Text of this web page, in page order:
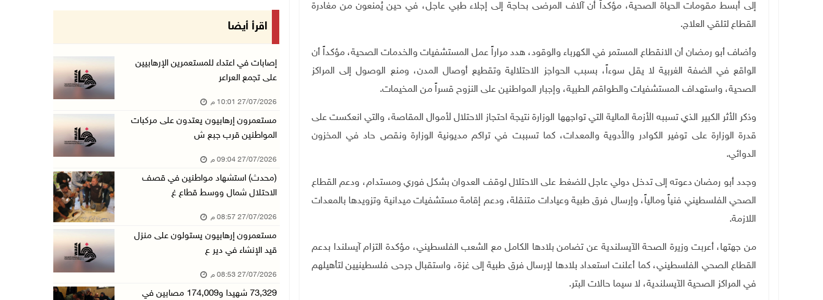
إلى أبسط مقومات الحياة الصحية، مؤكداً أن آلاف المرضى بحاجة إلى إجلاء طبي عاجل، في حين يُمنعون من مغادرة
القطاع لتلقي العلاج.
وأضاف أبو رمضان أن الانقطاع المستمر في الكهرباء والوقود، هدد مراراً عمل المستشفيات والخدمات الصحية، مؤكداً أن
الواقع في الضفة الغربية لا يقل سوءاً، بسبب الحواجز الاحتلالية وتقطيع أوصال المدن، ومنع الوصول إلى المراكز
الصحية، واستهداف المستشفيات والطواقم الطبية، وإجبار المواطنين على النزوح قسراً من المخيمات.
وذكر الأثر الكبير الذي تسببه الأزمة المالية التي تواجهها الوزارة نتيجة احتجاز الاحتلال لأموال المقاصة، والتي انعكست على
قدرة الوزارة على توفير الكوادر والأدوية والمعدات، كما تسببت في تراكم مديونية الوزارة ونقص حاد في المخزون
الدوائي.
وجدد أبو رمضان دعوته إلى تدخل دولي عاجل للضغط على الاحتلال لوقف العدوان بشكل فوري ومستدام، ودعم القطاع
الصحي الفلسطيني فنياً ومالياً، وإرسال فرق طبية وعيادات متنقلة، ودعم إقامة مستشفيات ميدانية وتزويدها بالمعدات
اللازمة.
من جهتها، أعربت وزيرة الصحة الآيسلندية عن تضامن بلادها الكامل مع الشعب الفلسطيني، مؤكدة التزام آيسلندا بدعم
القطاع الصحي الفلسطيني، كما أعلنت استعداد بلادها لإرسال فرق طبية إلى غزة، واستقبال جرحى فلسطينيين لتأهيلهم
في المراكز الصحية الآيسلندية، لا سيما حالات البتر.
اقرأ أيضا
إصابات في اعتداء للمستعمرين الإرهابيين
على تجمع العراعر
27/07/2026 10:01 م
مستعمرون إرهابيون يعتدون على مركبات
المواطنين قرب جبع ش
27/07/2026 09:04 م
(محدث) استشهاد مواطنين في قصف
الاحتلال شمال ووسط قطاع غ
27/07/2026 08:57 م
مستعمرون إرهابيون يستولون على منزل
قيد الإنشاء في دير ع
27/07/2026 08:53 م
73,329 شهيدا و174,009 مصابين في